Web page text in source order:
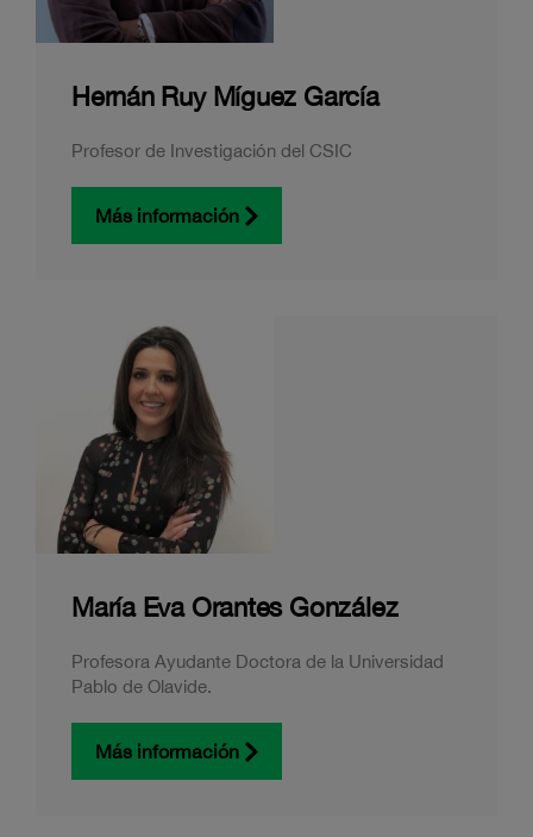
Hernán Ruy Míguez García
Profesor de Investigación del CSIC
Más información
María Eva Orantes González
Profesora Ayudante Doctora de la Universidad
Pablo de Olavide.
Más información